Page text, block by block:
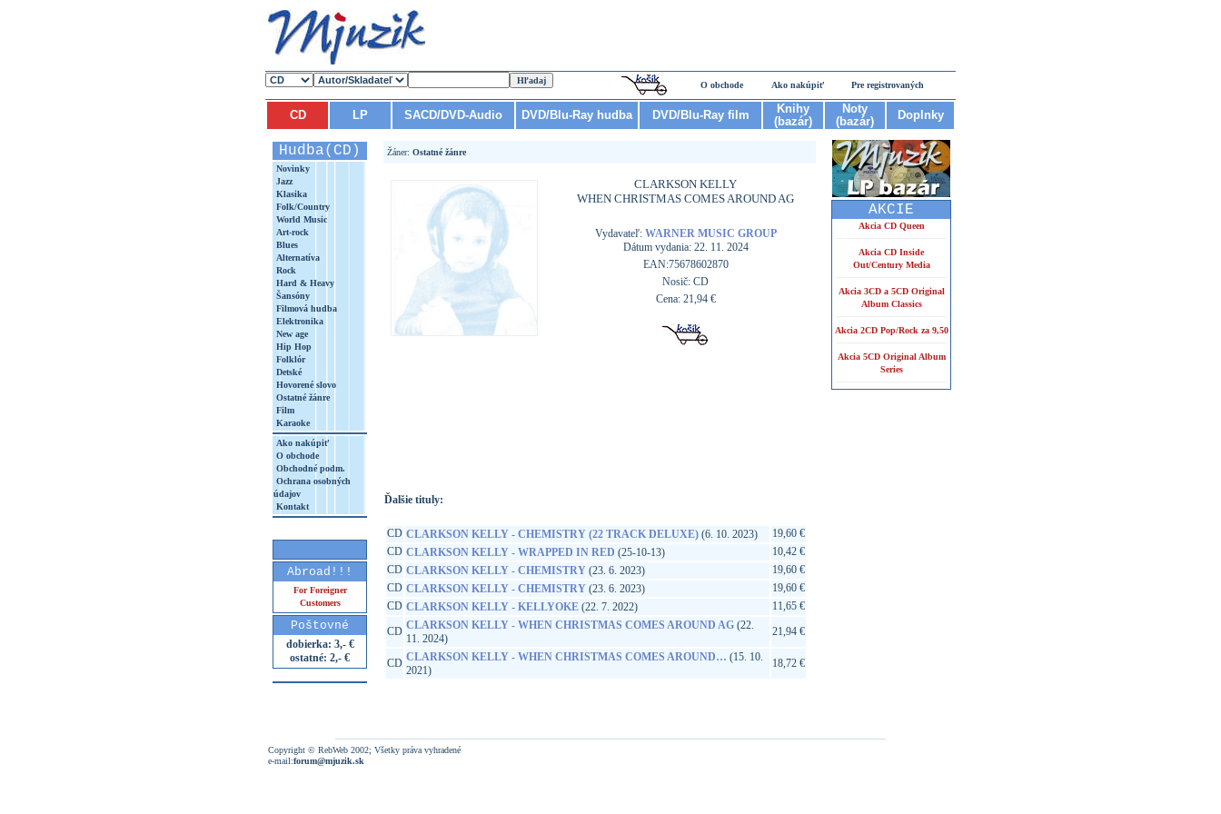
O obchode Ako nakúpiť Pre registrovaných
CD LP SACD/DVD-Audio DVD/Blu-Ray hudba DVD/Blu-Ray film
Knihy
(bazár)
Noty
(bazár)
Doplnky
Hudba(CD)
Novinky
Jazz
Klasika
Folk/Country
World Music
Art-rock
Blues
Alternatíva
Rock
Hard & Heavy
Šansóny
Filmová hudba
Elektronika
New age
Hip Hop
Folklór
Detské
Hovorené slovo
Ostatné žánre
Film
Karaoke
Ako nakúpiť
O obchode
Obchodné podm.
Ochrana osobných
údajov
Kontakt
Abroad!!!
For Foreigner
Customers
Poštovné
dobierka: 3,- €
ostatné: 2,- €
Žáner: Ostatné žánre
CLARKSON KELLY
WHEN CHRISTMAS COMES AROUND AG
Vydavateľ: WARNER MUSIC GROUP
Dátum vydania: 22. 11. 2024
EAN:75678602870
Nosič: CD
Cena: 21,94 €
Ďalšie tituly:
CD CLARKSON KELLY - CHEMISTRY (22 TRACK DELUXE) (6. 10. 2023)
19,60 €
CD CLARKSON KELLY - WRAPPED IN RED (25-10-13)
10,42 €
CD CLARKSON KELLY - CHEMISTRY (23. 6. 2023)
19,60 €
CD CLARKSON KELLY - CHEMISTRY (23. 6. 2023)
19,60 €
CD CLARKSON KELLY - KELLYOKE (22. 7. 2022)
11,65 €
CD CLARKSON KELLY - WHEN CHRISTMAS COMES AROUND AG (22.
11. 2024)
21,94 €
CD CLARKSON KELLY - WHEN CHRISTMAS COMES AROUND… (15. 10.
2021)
18,72 €
AKCIE
Akcia CD Queen
Akcia CD Inside
Out/Century Media
Akcia 3CD a 5CD Original
Album Classics
Akcia 2CD Pop/Rock za 9,50
Akcia 5CD Original Album
Series
Copyright © RebWeb 2002; Všetky práva vyhradené
e-mail:forum@mjuzik.sk